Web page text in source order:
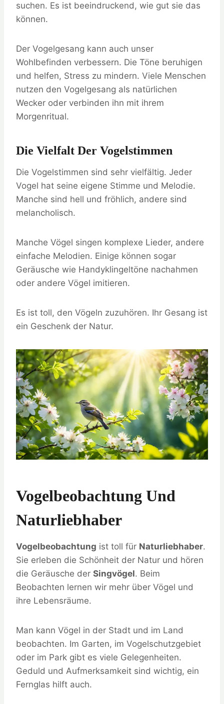
suchen. Es ist beeindruckend, wie gut sie das
können.
Der Vogelgesang kann auch unser
Wohlbefinden verbessern. Die Töne beruhigen
und helfen, Stress zu mindern. Viele Menschen
nutzen den Vogelgesang als natürlichen
Wecker oder verbinden ihn mit ihrem
Morgenritual.
Die Vielfalt Der Vogelstimmen
Die Vogelstimmen sind sehr vielfältig. Jeder
Vogel hat seine eigene Stimme und Melodie.
Manche sind hell und fröhlich, andere sind
melancholisch.
Manche Vögel singen komplexe Lieder, andere
einfache Melodien. Einige können sogar
Geräusche wie Handyklingeltöne nachahmen
oder andere Vögel imitieren.
Es ist toll, den Vögeln zuzuhören. Ihr Gesang ist
ein Geschenk der Natur.
Vogelbeobachtung Und
Naturliebhaber
Vogelbeobachtung ist toll für Naturliebhaber.
Sie erleben die Schönheit der Natur und hören
die Geräusche der Singvögel. Beim
Beobachten lernen wir mehr über Vögel und
ihre Lebensräume.
Man kann Vögel in der Stadt und im Land
beobachten. Im Garten, im Vogelschutzgebiet
oder im Park gibt es viele Gelegenheiten.
Geduld und Aufmerksamkeit sind wichtig, ein
Fernglas hilft auch.